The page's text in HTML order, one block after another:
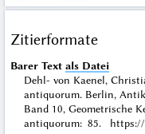
Zitierformate
Barer Text als Datei
Dehl- von Kaenel,
antiquorum. Berlin,
Band 10, Geometrische
antiquorum: 85. https://